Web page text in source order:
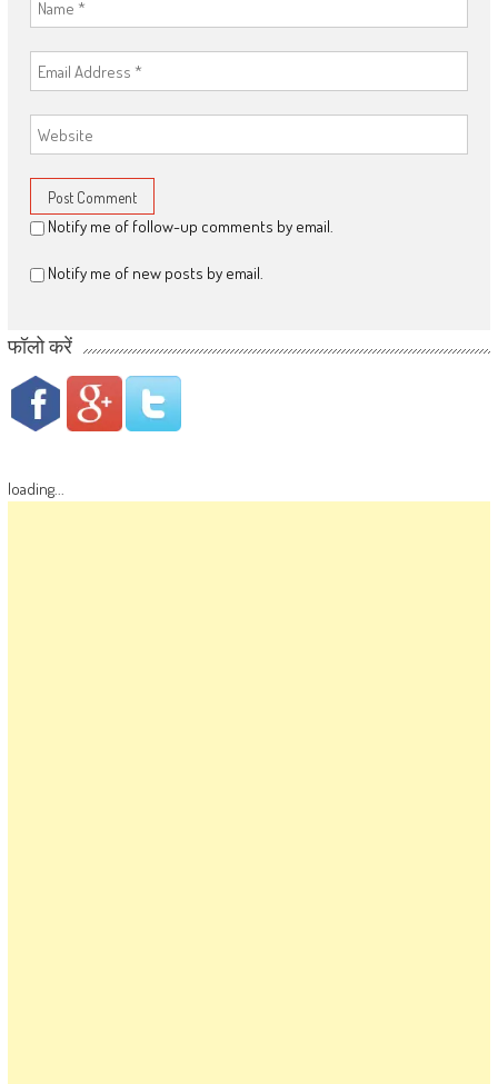
Notify me of follow-up comments by email.
Notify me of new posts by email.
फॉलो करें
loading...